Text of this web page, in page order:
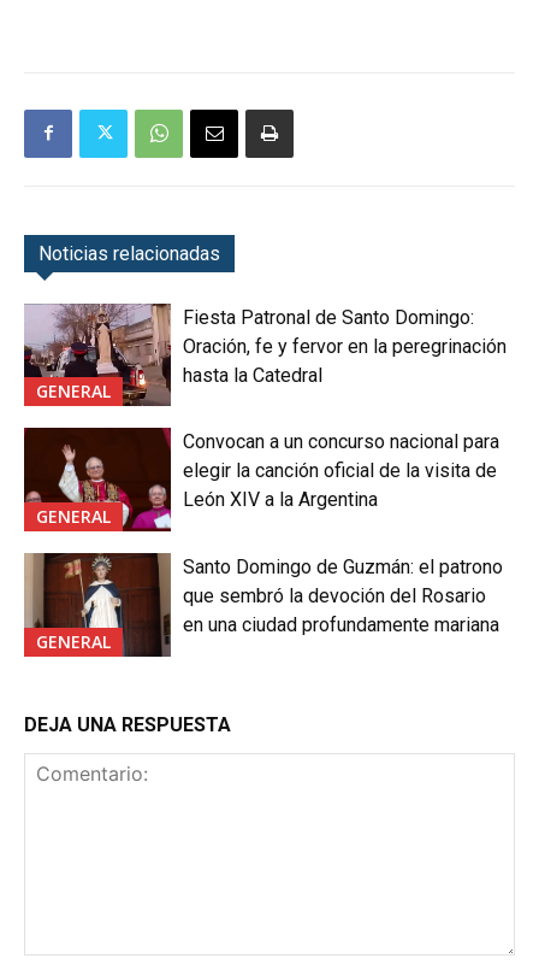
Noticias relacionadas
GENERAL
Fiesta Patronal de Santo Domingo:
Oración, fe y fervor en la peregrinación
hasta la Catedral
GENERAL
Convocan a un concurso nacional para
elegir la canción oficial de la visita de
León XIV a la Argentina
GENERAL
Santo Domingo de Guzmán: el patrono
que sembró la devoción del Rosario
en una ciudad profundamente mariana
DEJA UNA RESPUESTA